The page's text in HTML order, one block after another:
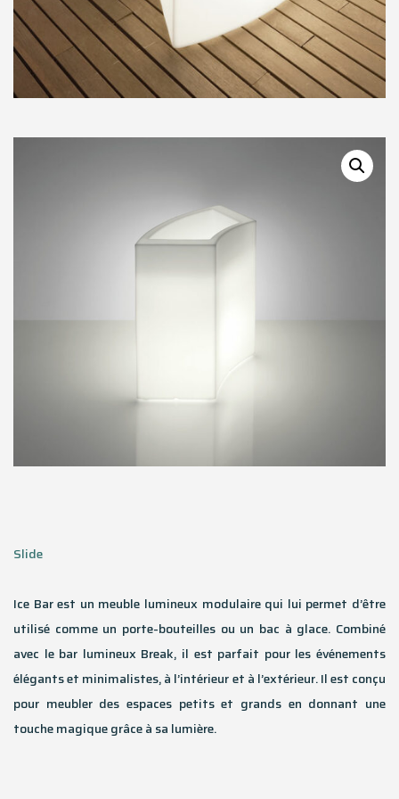
Slide
Ice Bar est un meuble lumineux modulaire qui lui permet d’être
utilisé comme un porte-bouteilles ou un bac à glace. Combiné
avec le bar lumineux Break, il est parfait pour les événements
élégants et minimalistes, à l’intérieur et à l’extérieur. Il est conçu
pour meubler des espaces petits et grands en donnant une
touche magique grâce à sa lumière.